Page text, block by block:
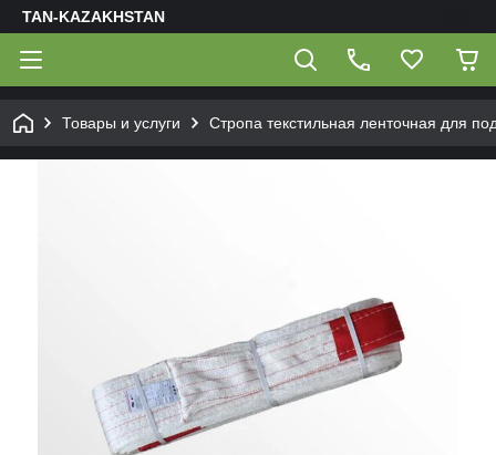
TAN-KAZAKHSTAN
Товары и услуги Стропа текстильная ленточная для